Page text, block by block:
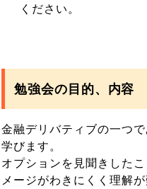
ください。
勉強会の目的、内容
金融デリバティブの一つ
学びます。
オプションを見聞きした
メージがわきにくく理解